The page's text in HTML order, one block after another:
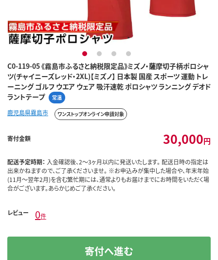
C0-119-05 《霧島市ふるさと納税限定品》ミズノ・薩摩切子柄ポロシャ
ツ(チャイニーズレッド・2XL)【ミズノ】 日本製 国産 スポーツ 運動 トレ
ーニング ゴルフ ウエア ウェア 吸汗速乾 ポロシャツ ランニング デオド
ラントテープ
常温
1 2 3 4
鹿児島県霧島市 ワンストップオンライン申請対象
寄付金額 30,000円
配送予定時期： 入金確認後、2～3ヶ月以内に発送いたします。 配送日時の指定は
出来かねますので、ご了承くださいませ。 ※お申込みが集中した場合や、年末年始
(11月～翌年2月)を含む繁忙期には、通常よりもお届けまでにお時間をいただく場
合がございます。あらかじめご了承ください。
レビュー 0件
寄付へ進む